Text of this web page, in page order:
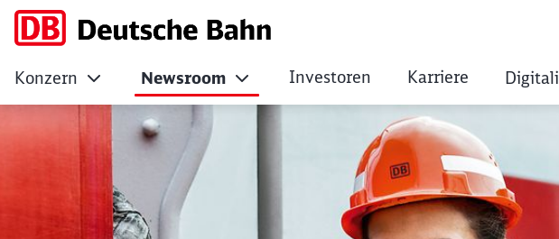
Deutsche Bahn: Zustand
Konzern Newsroom Investoren Karriere